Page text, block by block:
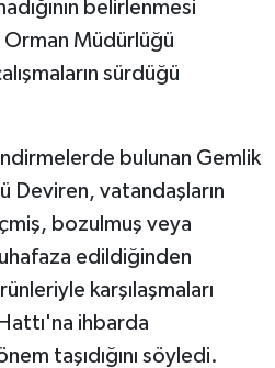
belirlenmesi
Orman Müdürlüğü
sürdüğü
bulunan Gemlik
Deviren, vatandaşların
bozulmuş veya
edildiğinden
karşılaşmaları
ihbarda
taşıdığını söyledi.